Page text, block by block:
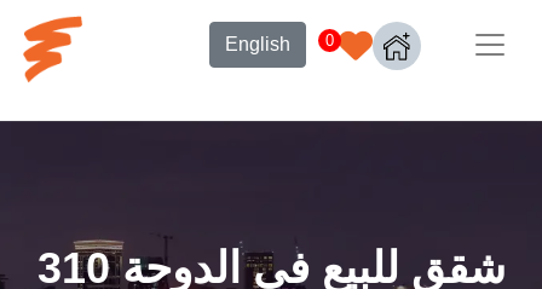
0
English
شقق للبيع في الدوحة 310